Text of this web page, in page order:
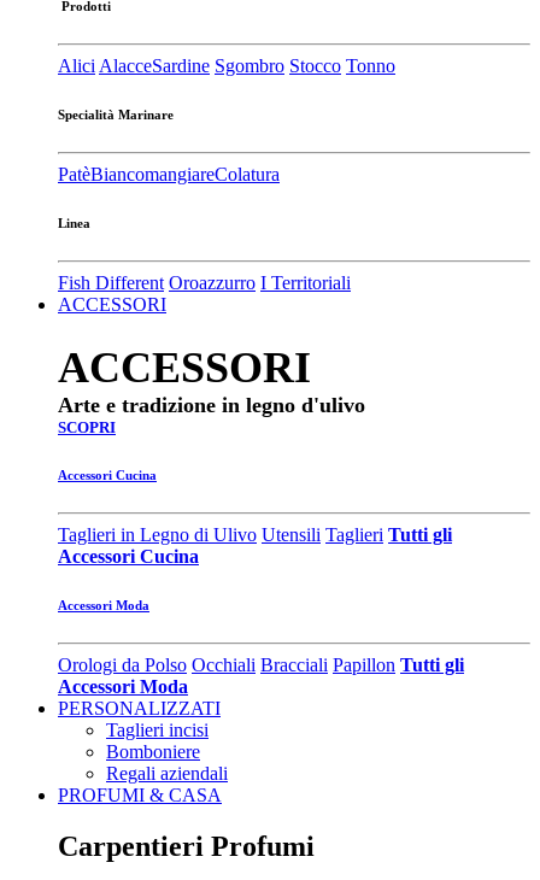
Prodotti
Alici AlacceSardine Sgombro Stocco Tonno
Specialità Marinare
Patè​BiancomangiareColatura
Linea
Fish Different Oroazzurro I Territoriali
ACCESSORI
ACCESSORI
Arte e tradizione in legno d'ulivo
SCOPRI
Accessori Cucina
Taglieri in Legno di Ulivo Utensili Taglieri Tutti gli
Accessori Cucina
Accessori Moda
Orologi da Polso Occhiali Bracciali Papillon Tutti gli
Accessori Moda
PERSONALIZZATI
Taglieri incisi
Bomboniere
Regali aziendali
PROFUMI & CASA
Carpentieri Profumi